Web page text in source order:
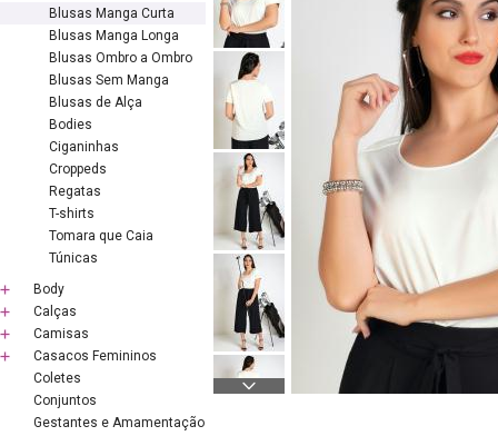
Blusas Manga Curta
Blusas Manga Longa
Blusas Ombro a Ombro
Blusas Sem Manga
Blusas de Alça
Bodies
Ciganinhas
Croppeds
Regatas
T-shirts
Tomara que Caia
Túnicas
Body
Calças
Camisas
Casacos Femininos
Coletes
Conjuntos
Gestantes e Amamentação